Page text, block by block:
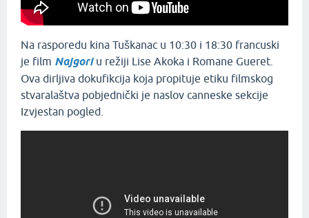
Na rasporedu kina Tuškanac u 10:30 i 18:30 francuski
je film Najgoriu režiji Lise Akoka i Romane Gueret.
Ova dirljiva dokufikcija koja propituje etiku filmskog
stvaralaštva pobjednički je naslov canneske sekcije
Izvjestan pogled.